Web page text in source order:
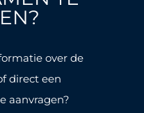
k
over de
direct een
aanvragen?